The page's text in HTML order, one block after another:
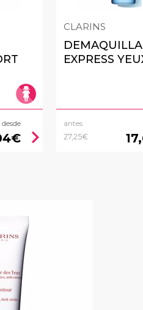
desde
chevron_right
CLARINS
EXPRESS
antes
27,25€